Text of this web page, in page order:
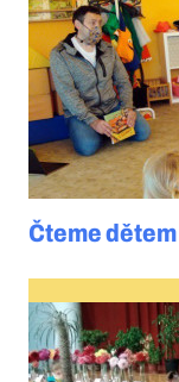
Čteme dětem